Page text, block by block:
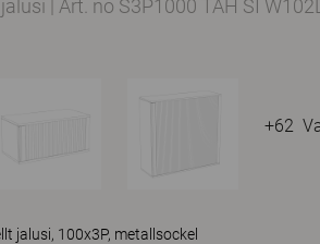
+62
| Art. no S3P1000 TAH SI
jalusi, 100x3P, metallsockel